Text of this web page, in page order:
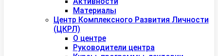
Материалы
Центр Комплексного Развития Личности
(ЦКРЛ)
О центре
Руководители центра